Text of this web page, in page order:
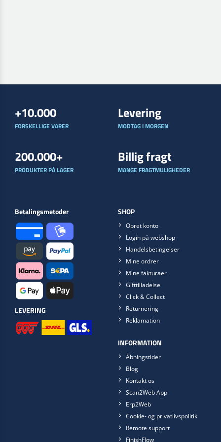
+10.000
FORSKELLIGE VARER
Levering
MODTAG I MORGEN
200.000+
PRODUKTER PÅ LAGER
Billig fragt
MANGE FRAGTMULIGHEDER
Betalingsmetoder
LEVERING
SHOP
Opret konto
Login på webshop
Handelsbetingelser
Mine ordrer
Mine fakturaer
Gifttilladelse
Click & Collect
Returnering
Reklamation
INFORMATION
Åbningstider
Blog
Kontakt os
Scan2Web App
Erp2Web
Cookie- og privatlivspolitik
Remote support
FinishFlow